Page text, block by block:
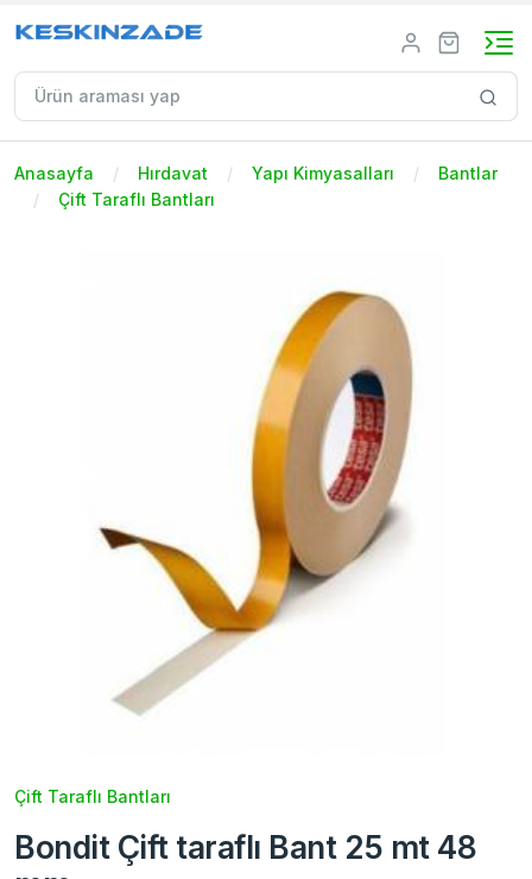
Anasayfa Hırdavat Yapı Kimyasalları
Bantlar
Çift Taraflı Bantları
Çift Taraflı Bantları
Bondit Çift taraflı Bant 25 mt 48